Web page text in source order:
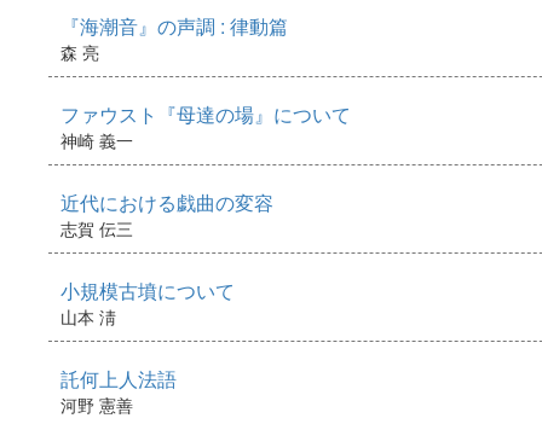
『海潮音』の声調 : 律動篇
森 亮
ファウスト『母達の場』について
神崎 義一
近代における戯曲の変容
志賀 伝三
小規模古墳について
山本 淸
託何上人法語
河野 憲善